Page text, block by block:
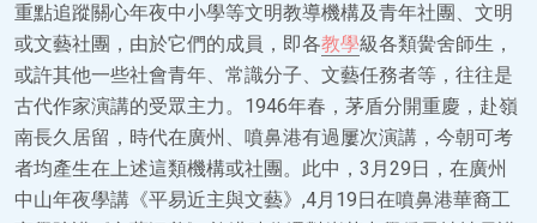
重點追蹤關心年夜中小學等文明教導機構及青年社團、文明
或文藝社團，由於它們的成員，即各教學級各類黌舍師生，
或許其他一些社會青年、常識分子、文藝任務者等，往往是
古代作家演講的受眾主力。1946年春，茅盾分開重慶，赴嶺
南長久居留，時代在廣州、噴鼻港有過屢次演講，今朝可考
者均產生在上述這類機構或社團。此中，3月29日，在廣州
中山年夜學講《平易近主與文藝》,4月19日在噴鼻港華裔工